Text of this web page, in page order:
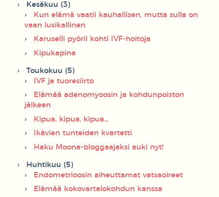
Kesäkuu (3)
Kun elämä vaatii kauhallisen, mutta sulla on
vaan lusikallinen
Karuselli pyörii kohti IVF-hoitoja
Kipukapina
Toukokuu (5)
IVF ja tuoresiirto
Elämää adenomyoosin ja kohdunpoiston
jälkeen
Kipua, kipua, kipua...
Ikävien tunteiden kvartetti
Haku Moona-bloggaajaksi auki nyt!
Huhtikuu (5)
Endometrioosin aiheuttamat vatsaoireet
Elämää kokovartalokohdun kanssa